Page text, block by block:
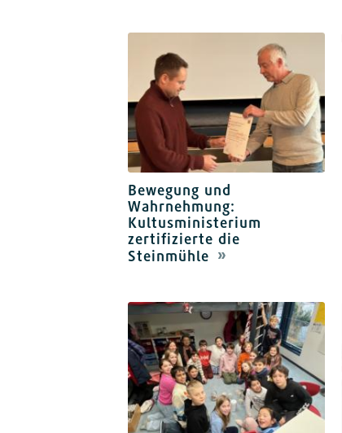
Bewegung und
Wahrnehmung:
Kultusministerium
zertifizierte die
Steinmühle